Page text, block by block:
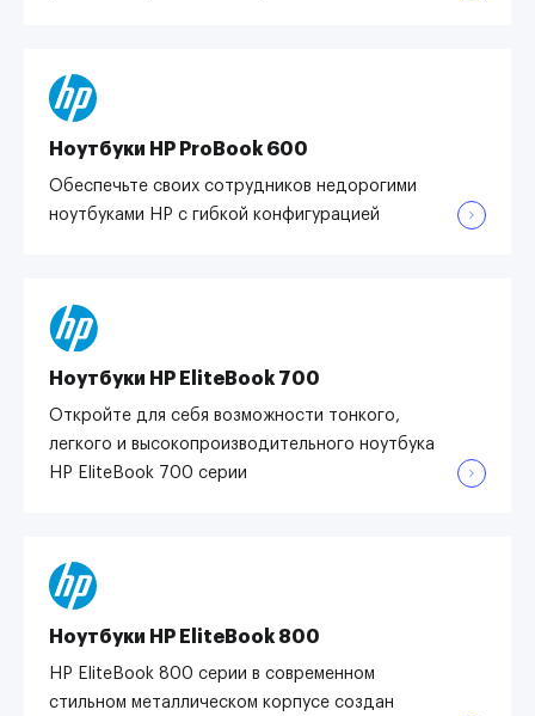
Ноутбуки HP ProBook 600
Обеспечьте своих сотрудников недорогими
ноутбуками HP с гибкой конфигурацией
Ноутбуки HP EliteBook 700
Откройте для себя возможности тонкого,
легкого и высокопроизводительного ноутбука
HP EliteBook 700 серии
Ноутбуки HP EliteBook 800
HP EliteBook 800 серии в современном
стильном металлическом корпусе создан